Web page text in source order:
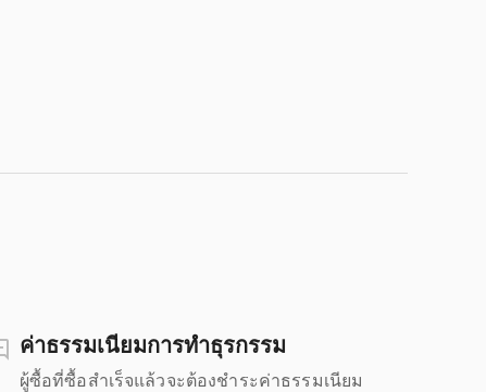
ค่าธรรมเนียมการทำธุรกรรม
ผู้ซื้อที่ซื้อสำเร็จแล้วจะต้องชำระค่าธรรมเนียม